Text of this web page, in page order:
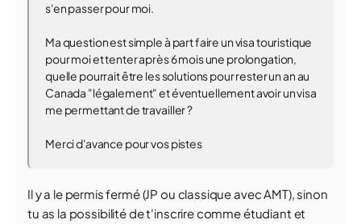
s'en passer pour moi.
Ma question est simple à part faire un visa touristique
pour moi et tenter après 6 mois une prolongation,
quelle pourrait être les solutions pour rester un an au
Canada "légalement" et éventuellement avoir un visa
me permettant de travailler ?
Merci d'avance pour vos pistes
Il y a le permis fermé (JP ou classique avec AMT), sinon
tu as la possibilité de t'inscrire comme étudiant et